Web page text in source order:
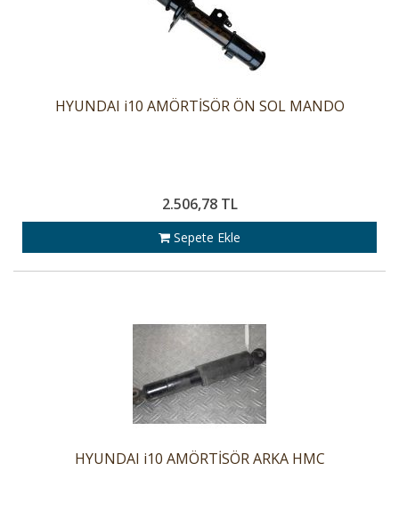
HYUNDAI i10 AMÖRTİSÖR ÖN SOL MANDO
2.506,78 TL
Sepete Ekle
HYUNDAI i10 AMÖRTİSÖR ARKA HMC